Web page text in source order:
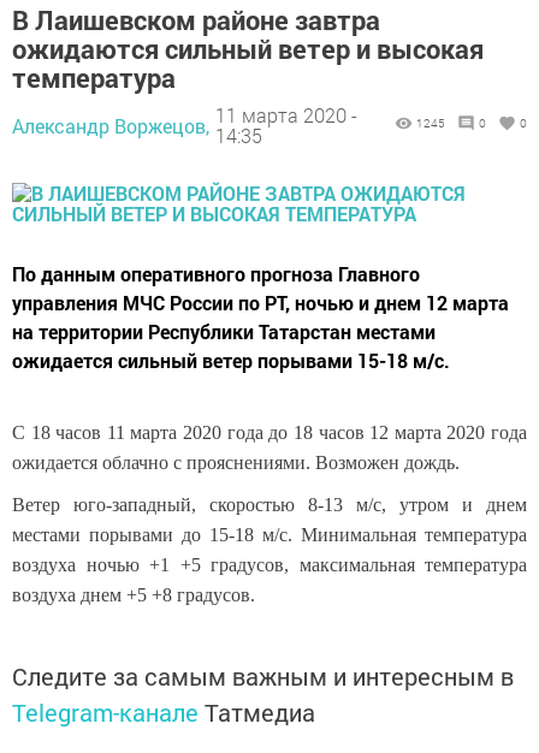
В Лаишевском районе завтра
ожидаются сильный ветер и высокая
температура
Александр Воржецов, 11 марта 2020 -
14:35
1245 0 0
По данным оперативного прогноза Главного
управления МЧС России по РТ, ночью и днем 12 марта
на территории Республики Татарстан местами
ожидается сильный ветер порывами 15-18 м/с.
С 18 часов 11 марта 2020 года до 18 часов 12 марта 2020 года
ожидается облачно с прояснениями. Возможен дождь.
Ветер юго-западный, скоростью 8-13 м/с, утром и днем
местами порывами до 15-18 м/с. Минимальная температура
воздуха ночью +1 +5 градусов, максимальная температура
воздуха днем +5 +8 градусов.
Следите за самым важным и интересным в
Telegram-канале Татмедиа